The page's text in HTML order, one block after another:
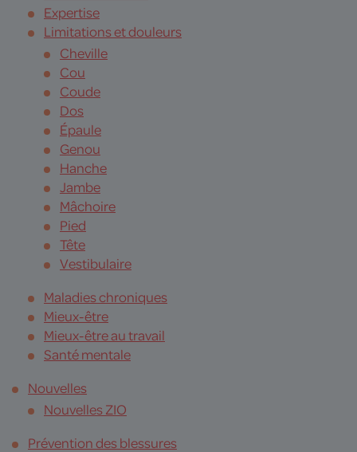
Expertise
Limitations et douleurs
Cheville
Cou
Coude
Dos
Épaule
Genou
Hanche
Jambe
Mâchoire
Pied
Tête
Vestibulaire
Maladies chroniques
Mieux-être
Mieux-être au travail
Santé mentale
Nouvelles
Nouvelles ZIO
Prévention des blessures